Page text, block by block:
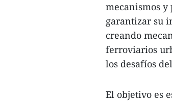
mecanismos y
garantizar su
creando
ferroviarios
los desafíos
El objetivo es